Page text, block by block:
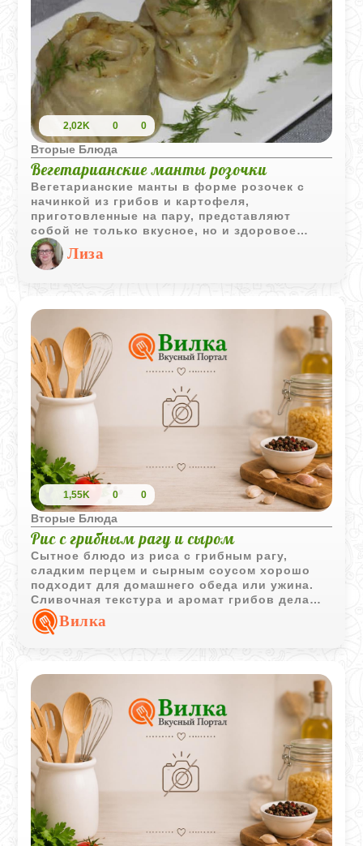
раскрыть их вкус.
2,02K 0 0
Вторые Блюда
Вегетарианские манты розочки
Вегетарианские манты в форме розочек с
начинкой из грибов и картофеля,
приготовленные на пару, представляют
собой не только вкусное, но и здоровое
блюдо. Этот рецепт идеально подходит для
тех, кто ищет альтернативу мясным мантам,
желая сохранить традиционные вкусы при
этом следуя вегетарианским принципам
нежного картофельного пюре, завернутое в
тонкое тесто и приготовленное на пару,
делает это блюдо особенно
привлекательным. Подавать манты можно с
различными соусами, что добавит блюду
еще больше изысканности.
Лиза
1,55K 0 0
Вторые Блюда
Рис с грибным рагу и сыром
Сытное блюдо из риса с грибным рагу,
сладким перцем и сырным соусом хорошо
подходит для домашнего обеда или ужина.
Сливочная текстура и аромат грибов делают
его особенно насыщенным.
Вилка